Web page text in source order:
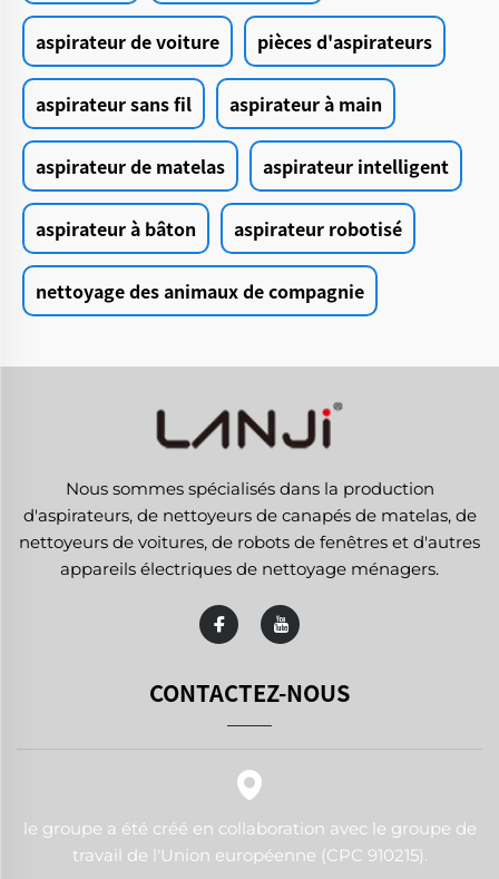
aspirateur de voiture pièces d'aspirateurs
aspirateur sans fil aspirateur à main
aspirateur de matelas aspirateur intelligent
aspirateur à bâton aspirateur robotisé
nettoyage des animaux de compagnie
Nous sommes spécialisés dans la production
d'aspirateurs, de nettoyeurs de canapés de matelas, de
nettoyeurs de voitures, de robots de fenêtres et d'autres
appareils électriques de nettoyage ménagers.
CONTACTEZ-NOUS
le groupe a été créé en collaboration avec le groupe de
travail de l'Union européenne (CPC 910215).